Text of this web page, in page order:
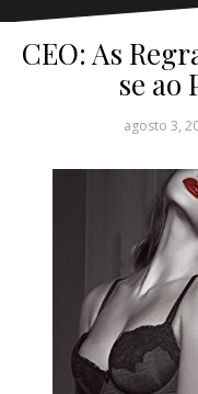
CEO: As
se ao
agosto 3,